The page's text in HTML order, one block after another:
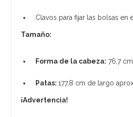
Clavos para fijar las bolsas en
Tamaño:
Forma de la cabeza: 76,7
Patas:177,8 cm de largo
¡Advertencia!